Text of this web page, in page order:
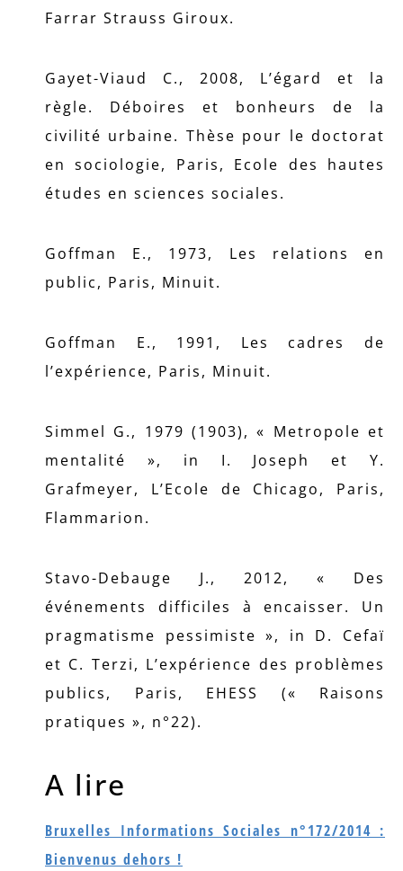
Farrar Strauss Giroux.
Gayet-Viaud C., 2008, L’égard et la
règle. Déboires et bonheurs de la
civilité urbaine. Thèse pour le doctorat
en sociologie, Paris, Ecole des hautes
études en sciences sociales.
Goffman E., 1973, Les relations en
public, Paris, Minuit.
Goffman E., 1991, Les cadres de
l’expérience, Paris, Minuit.
Simmel G., 1979 (1903), « Metropole et
mentalité », in I. Joseph et Y.
Grafmeyer, L’Ecole de Chicago, Paris,
Flammarion.
Stavo-Debauge J., 2012, « Des
événements difficiles à encaisser. Un
pragmatisme pessimiste », in D. Cefaï
et C. Terzi, L’expérience des problèmes
publics, Paris, EHESS (« Raisons
pratiques », n°22).
A lire
Bruxelles Informations Sociales n°172/2014 :
Bienvenus dehors !